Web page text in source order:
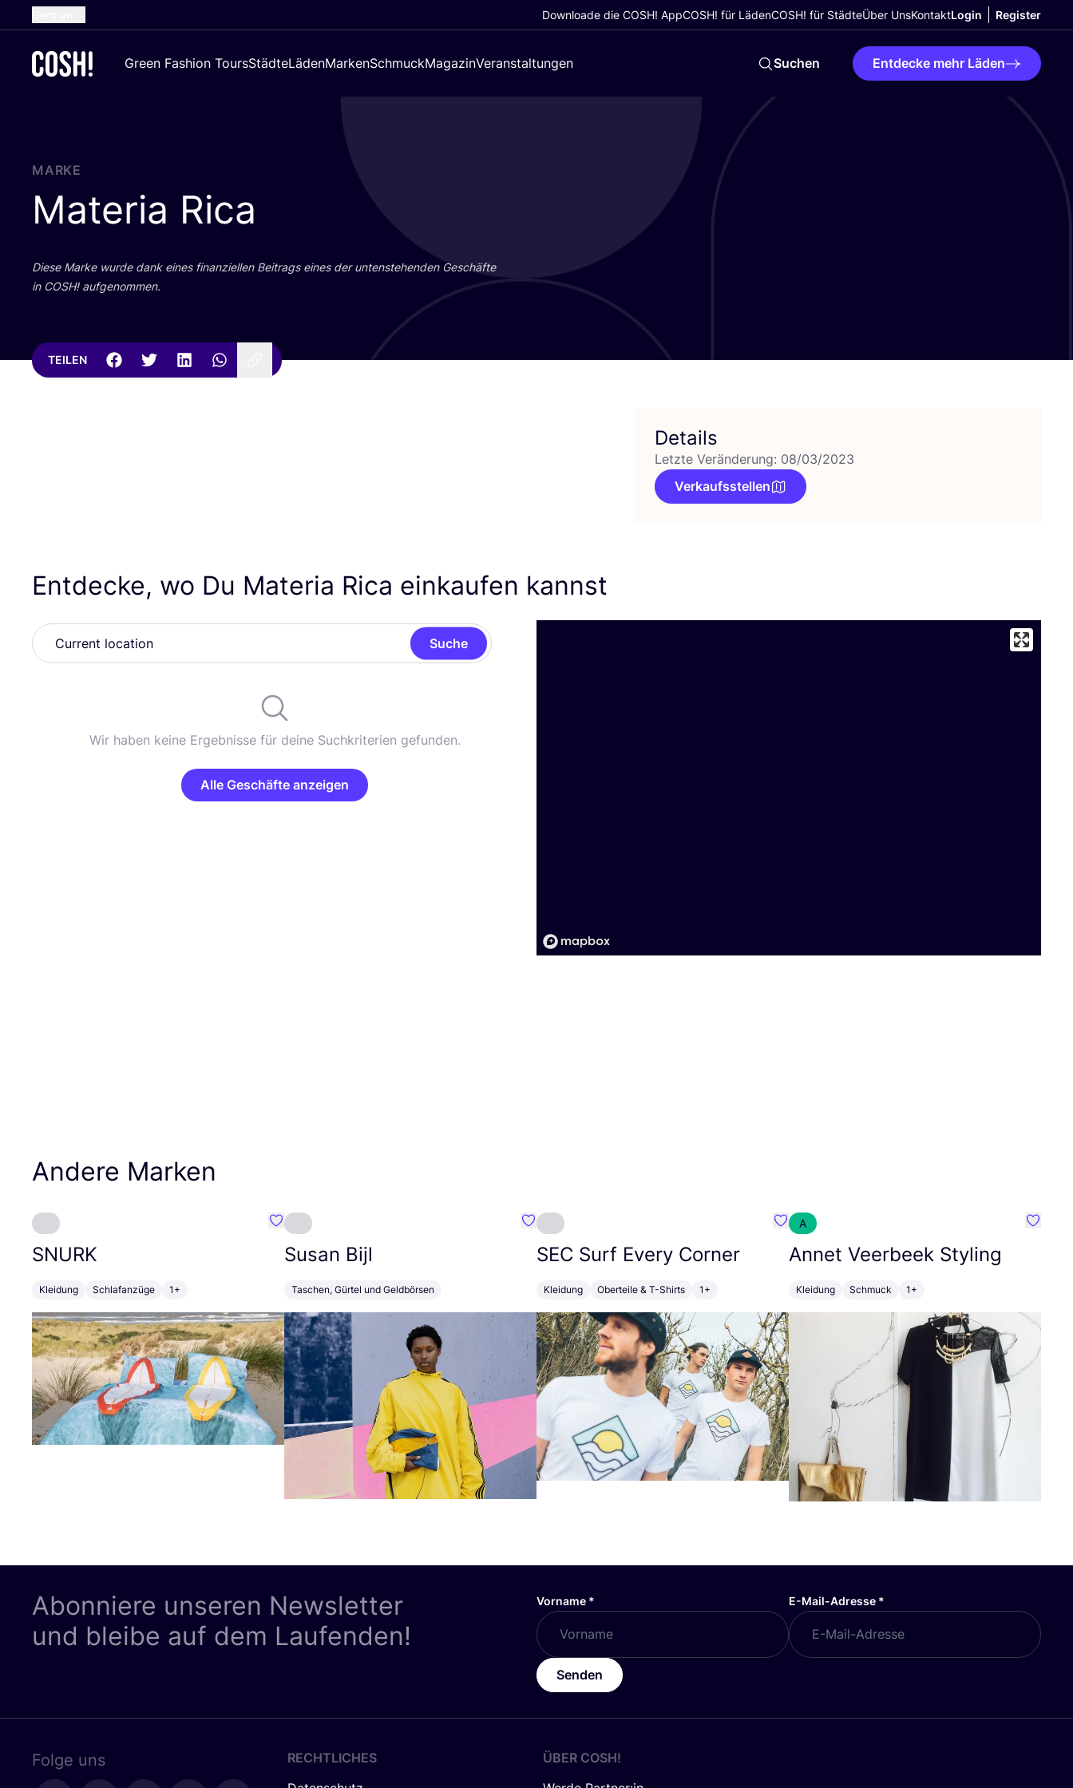
Dutch
Croatian
Downloade die COSH! AppCOSH! für LädenCOSH! für StädteÜber UnsKontaktLogin Register
Green Fashion ToursStädteLädenMarkenSchmuckMagazinVeranstaltungen Suchen Entdecke mehr Läden
MARKE
Materia Rica
Die­se Mar­ke wur­de dank eines finan­zi­el­len Bei­trags eines der unten­ste­hen­den Geschäf­te
in COSH! aufgenommen.
TEILEN
Details
Letzte Veränderung: 08/03/2023
Verkaufsstellen
Entdecke, wo Du Materia Rica einkaufen kannst
Suche
Wir haben keine Ergebnisse für deine Suchkriterien gefunden.
Alle Geschäfte anzeigen
Andere Marken
SNURK
Kleidung Schlafanzüge 1+
Favorit SNURK
Susan Bijl
Taschen, Gürtel und Geldbörsen
Favorit Susan Bijl
SEC Surf Every Corner
Kleidung Oberteile & T-Shirts 1+
Favorit SEC Surf Every Corner
A
Annet Veerbeek Styling
Kleidung Schmuck 1+
Favorit
Abonniere unseren Newsletter
und bleibe auf dem Laufenden!
Vorname * E-Mail-Adresse *
Senden
Folge uns
RECHTLICHES
ÜBER COSH!